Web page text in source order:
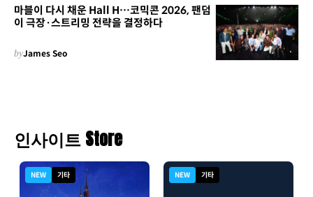
마블이 다시 채운 Hall H…코믹콘 2026, 팬덤
이 극장·스트리밍 전략을 결정하다
byJames Seo
인사이트 Store
NEW 기타 NEW 기타